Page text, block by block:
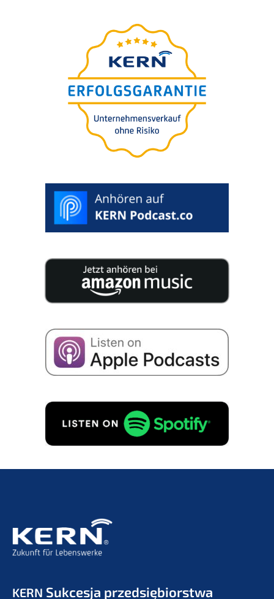
Unter­neh­mens-wert-
Einschät­zung in 5 Minuten
Für Siebezpłat­nie.100% poufne.
Ocena obejmuje.
START RATING
KERN Sukces­ja przedsiębiorstwa